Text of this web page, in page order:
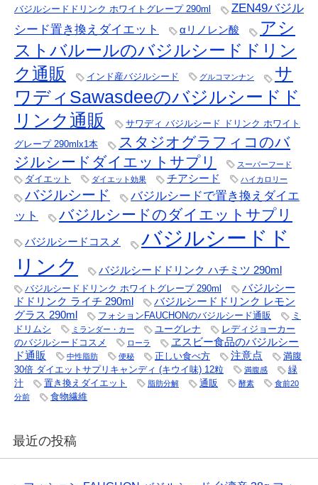
バジルシードドリンク ホワイトグレープ 290ml
ZEN49バジル
シード置き換えダイエット
αリノレン酸
アシ
ストバルールのバジルシードドリン
ク通販
インド産バジルシード グルコマンナン
サ
ワディSawasdeeのバジルシードド
リンク通販
サワディ バジルシード ドリンク ホワイト
グレープ 290mlx1本
スタジオグラフィコのバ
ジルシードダイエットサプリ
スーパーフード
ダイエット ダイエット効果 チアシード ハイカロリー
バジルシード
バジルシードで置き換えダイエ
ット
バジルシードのダイエットサプリ
バジルシードコスメ
バジルシードド
リンク
バジルシードドリンク ハチミツ 290ml
バジルシードドリンク ホワイトグレープ 290ml
バジルシー
ドドリンク ライチ 290ml
バジルシードドリンク レモン
グラス 290ml
フォションFAUCHONのバジルシード通販
ミ
ドリムシ
ミランダー・カー ユーグレナ
レディジョーカー
のバジルシードコスメ
ローラ
ヱスビー食品のバジルシー
ド通販
中性脂肪 便秘 正しい食べ方 注意点
満腹
30倍 ダイエットサプリキャンディ (キウイ味) 12粒
満腹感
緑
汁
置き換えダイエット 脂肪分解 通販 酵素
食前20
分前
食物繊維
最近の投稿